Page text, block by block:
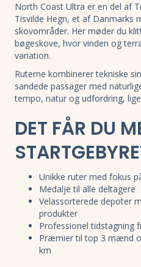
North Coast Ultra er en del af
Tisvilde Hegn, et af Danmarks
skovområder. Her møder du
bøgeskove, hvor vinden og
variation.
Ruterne kombinerer tekniske
sandede passager med
tempo, natur og udfordring,
DET FÅR DU
Unikke ruter med fokus
Medalje til alle deltagere
Velassorterede depoter
produkter
Professionel tidstagning
Præmier til top 3 mænd
km